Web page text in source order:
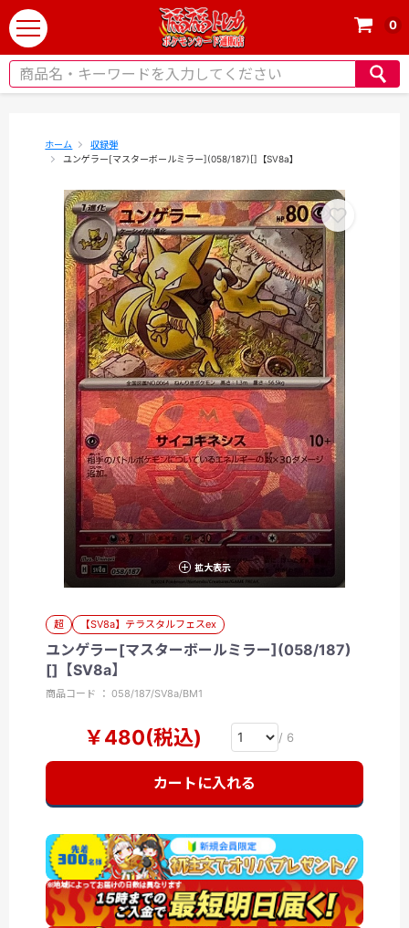
t
o
g
0
ホーム
収録弾
ユンゲラー[マスターボールミラー](058/187)[]【SV8a】
拡大表示
超 【SV8a】テラスタルフェスex
ユンゲラー[マスターボールミラー](058/187)
[]【SV8a】
商品コード ： 058/187/SV8a/BM1
￥480(税込) / 6
カートに入れる